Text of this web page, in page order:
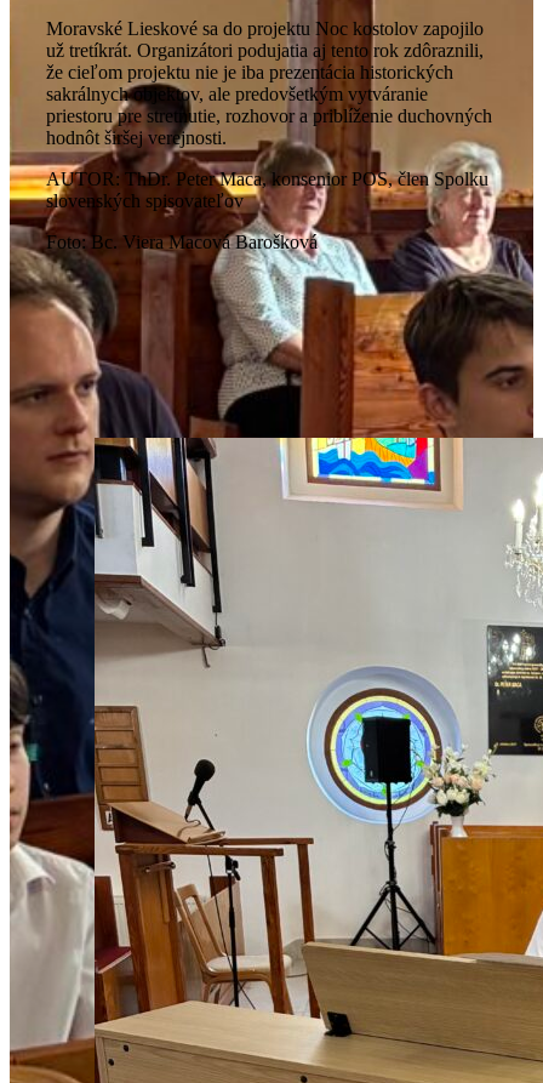
Moravské Lieskové sa do projektu Noc kostolov zapojilo
už tretíkrát. Organizátori podujatia aj tento rok zdôraznili,
že cieľom projektu nie je iba prezentácia historických
sakrálnych objektov, ale predovšetkým vytváranie
priestoru pre stretnutie, rozhovor a priblíženie duchovných
hodnôt širšej verejnosti.
AUTOR: ThDr. Peter Maca, konsenior POS, člen Spolku
slovenských spisovateľov
Foto: Bc. Viera Macová Barošková